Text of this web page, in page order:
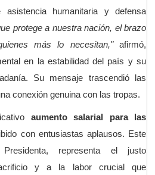
humanitaria y defensa
protege a nuestra nación, el brazo
más lo necesitan,"afirmó,
en la estabilidad del país y su
Su mensaje trascendió las
conexión genuina con las tropas.
aumento salarial para las
con entusiastas aplausos. Este
representa el justo
y a la labor crucial que